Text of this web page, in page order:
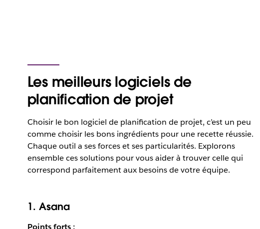
Les meilleurs logiciels de
planification de projet
Choisir le bon logiciel de planification de projet, c’est un peu
comme choisir les bons ingrédients pour une recette réussie.
Chaque outil a ses forces et ses particularités. Explorons
ensemble ces solutions pour vous aider à trouver celle qui
correspond parfaitement aux besoins de votre équipe.
1. Asana
Points forts :